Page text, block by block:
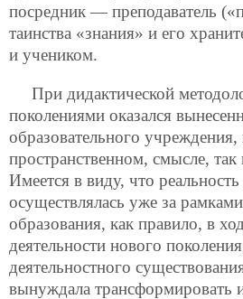
посредник — преподаватель
таинства «знания» и его
и учеником.
При дидактической
поколениями оказался
образовательного
пространственном, смысле,
Имеется в виду, что
осуществлялась уже за
образования, как правило, в
деятельности нового
деятельностного
вынуждала трансформировать